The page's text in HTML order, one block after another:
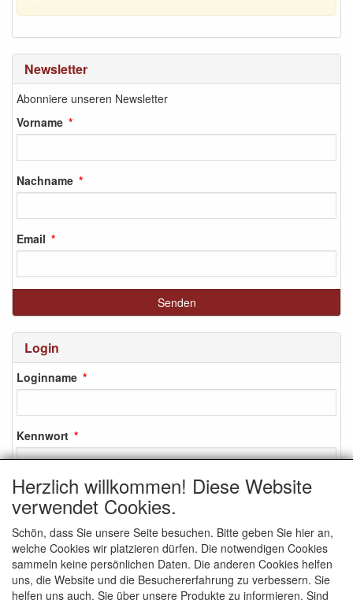
Newsletter
Abonniere unseren Newsletter
Vorname
Nachname
Email
Login
Loginname
Kennwort
Login
Anmelden
Kennwort vergessen?
Herzlich willkommen! Diese Website
verwendet Cookies.
Schön, dass Sie unsere Seite besuchen. Bitte geben Sie hier an,
welche Cookies wir platzieren dürfen. Die notwendigen Cookies
sammeln keine persönlichen Daten. Die anderen Cookies helfen
uns, die Website und die Besuchererfahrung zu verbessern. Sie
helfen uns auch, Sie über unsere Produkte zu informieren. Sind